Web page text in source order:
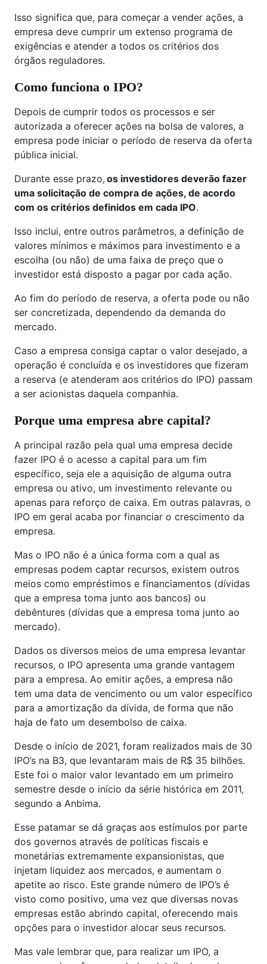
Isso significa que, para começar a vender ações, a
empresa deve cumprir um extenso programa de
exigências e atender a todos os critérios dos
órgãos reguladores.
Como funciona o IPO?
Depois de cumprir todos os processos e ser
autorizada a oferecer ações na bolsa de valores, a
empresa pode iniciar o período de reserva da oferta
pública inicial.
Durante esse prazo, os investidores deverão fazer
uma solicitação de compra de ações, de acordo
com os critérios definidos em cada IPO.
Isso inclui, entre outros parâmetros, a definição de
valores mínimos e máximos para investimento e a
escolha (ou não) de uma faixa de preço que o
investidor está disposto a pagar por cada ação.
Ao fim do período de reserva, a oferta pode ou não
ser concretizada, dependendo da demanda do
mercado.
Caso a empresa consiga captar o valor desejado, a
operação é concluída e os investidores que fizeram
a reserva (e atenderam aos critérios do IPO) passam
a ser acionistas daquela companhia.
Porque uma empresa abre capital?
A principal razão pela qual uma empresa decide
fazer IPO é o acesso a capital para um fim
específico, seja ele a aquisição de alguma outra
empresa ou ativo, um investimento relevante ou
apenas para reforço de caixa. Em outras palavras, o
IPO em geral acaba por financiar o crescimento da
empresa.
Mas o IPO não é a única forma com a qual as
empresas podem captar recursos, existem outros
meios como empréstimos e financiamentos (dívidas
que a empresa toma junto aos bancos) ou
debêntures (dívidas que a empresa toma junto ao
mercado).
Dados os diversos meios de uma empresa levantar
recursos, o IPO apresenta uma grande vantagem
para a empresa. Ao emitir ações, a empresa não
tem uma data de vencimento ou um valor específico
para a amortização da dívida, de forma que não
haja de fato um desembolso de caixa.
Desde o início de 2021, foram realizados mais de 30
IPO’s na B3, que levantaram mais de R$ 35 bilhões.
Este foi o maior valor levantado em um primeiro
semestre desde o início da série histórica em 2011,
segundo a Anbima.
Esse patamar se dá graças aos estímulos por parte
dos governos através de políticas fiscais e
monetárias extremamente expansionistas, que
injetam liquidez aos mercados, e aumentam o
apetite ao risco. Este grande número de IPO’s é
visto como positivo, uma vez que diversas novas
empresas estão abrindo capital, oferecendo mais
opções para o investidor alocar seus recursos.
Mas vale lembrar que, para realizar um IPO, a